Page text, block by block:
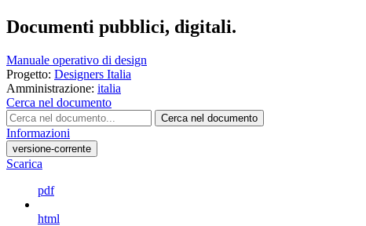
Documenti pubblici, digitali.
Manuale operativo di design
Progetto: Designers Italia
Amministrazione: italia
Cerca nel documento
Cerca nel documento
Informazioni
versione-corrente
Scarica
pdf
html